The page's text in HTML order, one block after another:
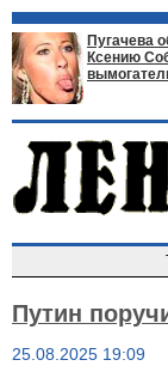
Пугачева
Ксению
Путин
25.08.2025 19:09